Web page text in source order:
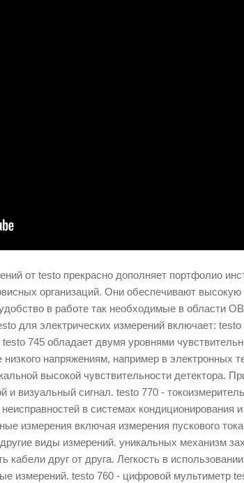
от testo прекрасно дополняет портфолио
организаций. Они обеспечивают высокую
в работе так необходимые в области
для электрических измерений включает: testo
745 обладает двумя уровнями
напряжениям, например в электронных
высокой чувствительности детектора.
и визуальный сигнал. testo 770 -
в системах кондиционирования
измерения включая измерения пускового
виды измерений. уникальных механизм
кабели друг от друга. Легкость в
измерений. testo 760 - цифровой мультиметр